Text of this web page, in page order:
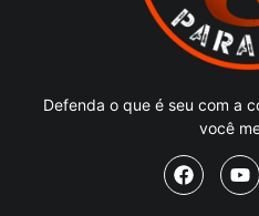
Defenda o que é seu com a
você